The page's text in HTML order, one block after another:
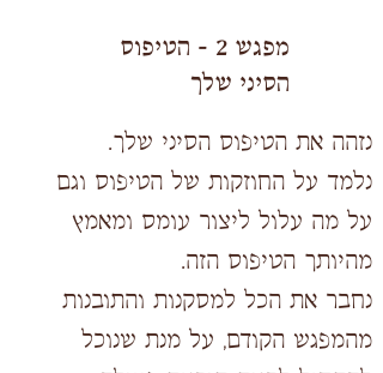
מפגש 2 - הטיפוס
הסיני שלך
נזהה את הטיפוס הסיני שלך.
נלמד על החוזקות של הטיפוס וגם
על מה עלול ליצור עומס ומאמץ
מהיותך הטיפוס הזה.
נחבר את הכל למסקנות והתובנות
מהמפגש הקודם, על מנת שנוכל